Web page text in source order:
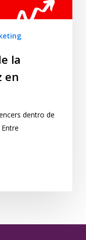
la
en
dentro de